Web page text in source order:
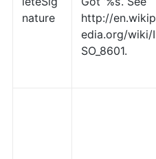
nature
http://en.wikip
edia.org/wiki/I
SO_8601.